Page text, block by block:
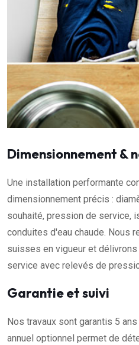
Dimensionnement &
Une installation performante
dimensionnement précis :
souhaité, pression de service,
conduites d'eau chaude. Nous
suisses en vigueur et
service avec relevés de
Garantie et suivi
Nos travaux sont garantis 5
annuel optionnel permet de